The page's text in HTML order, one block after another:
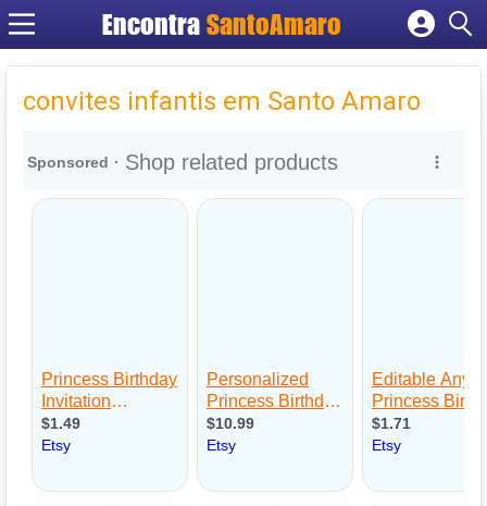
Encontra SantoAmaro
Cadastrar empresa
Criar conta
convites infantis em Santo Amaro